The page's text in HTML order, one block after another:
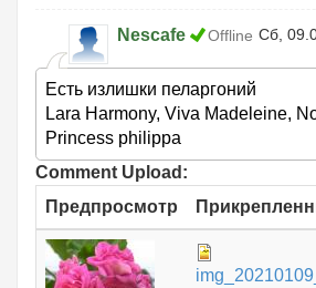
Nescafe Offline Сб,
Есть излишки пеларгоний
Lara Harmony, Viva Madeleine,
Princess philippa
Comment Upload:
Предпросмотр